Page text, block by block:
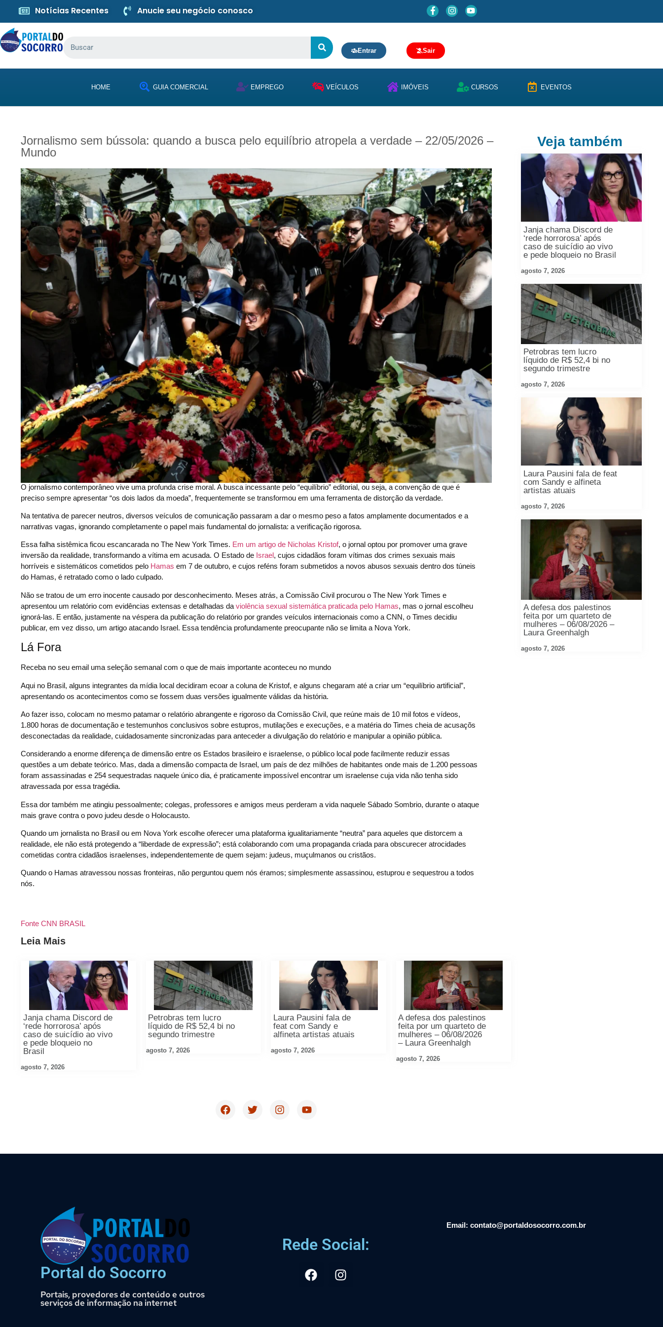
Notícias Recentes Anucie seu negócio conosco
Entrar Sair
HOME GUIA COMERCIAL EMPREGO VEÍCULOS IMÓVEIS CURSOS EVENTOS
Jornalismo sem bússola: quando a busca pelo equilíbrio atropela a verdade – 22/05/2026 –
Mundo
O jornalismo contemporâneo vive uma profunda crise moral. A busca incessante pelo “equilíbrio” editorial, ou seja, a convenção de que é
preciso sempre apresentar “os dois lados da moeda”, frequentemente se transformou em uma ferramenta de distorção da verdade.
Na tentativa de parecer neutros, diversos veículos de comunicação passaram a dar o mesmo peso a fatos amplamente documentados e a
narrativas vagas, ignorando completamente o papel mais fundamental do jornalista: a verificação rigorosa.
Essa falha sistêmica ficou escancarada no The New York Times. Em um artigo de Nicholas Kristof, o jornal optou por promover uma grave
inversão da realidade, transformando a vítima em acusada. O Estado de Israel, cujos cidadãos foram vítimas dos crimes sexuais mais
horríveis e sistemáticos cometidos pelo Hamas em 7 de outubro, e cujos reféns foram submetidos a novos abusos sexuais dentro dos túneis
do Hamas, é retratado como o lado culpado.
Não se tratou de um erro inocente causado por desconhecimento. Meses atrás, a Comissão Civil procurou o The New York Times e
apresentou um relatório com evidências extensas e detalhadas da violência sexual sistemática praticada pelo Hamas, mas o jornal escolheu
ignorá-las. E então, justamente na véspera da publicação do relatório por grandes veículos internacionais como a CNN, o Times decidiu
publicar, em vez disso, um artigo atacando Israel. Essa tendência profundamente preocupante não se limita a Nova York.
Lá Fora
Receba no seu email uma seleção semanal com o que de mais importante aconteceu no mundo
Aqui no Brasil, alguns integrantes da mídia local decidiram ecoar a coluna de Kristof, e alguns chegaram até a criar um “equilíbrio artificial”,
apresentando os acontecimentos como se fossem duas versões igualmente válidas da história.
Ao fazer isso, colocam no mesmo patamar o relatório abrangente e rigoroso da Comissão Civil, que reúne mais de 10 mil fotos e vídeos,
1.800 horas de documentação e testemunhos conclusivos sobre estupros, mutilações e execuções, e a matéria do Times cheia de acusaçõs
desconectadas da realidade, cuidadosamente sincronizadas para anteceder a divulgação do relatório e manipular a opinião pública.
Considerando a enorme diferença de dimensão entre os Estados brasileiro e israelense, o público local pode facilmente reduzir essas
questões a um debate teórico. Mas, dada a dimensão compacta de Israel, um país de dez milhões de habitantes onde mais de 1.200 pessoas
foram assassinadas e 254 sequestradas naquele único dia, é praticamente impossível encontrar um israelense cuja vida não tenha sido
atravessada por essa tragédia.
Essa dor também me atingiu pessoalmente; colegas, professores e amigos meus perderam a vida naquele Sábado Sombrio, durante o ataque
mais grave contra o povo judeu desde o Holocausto.
Quando um jornalista no Brasil ou em Nova York escolhe oferecer uma plataforma igualitariamente “neutra” para aqueles que distorcem a
realidade, ele não está protegendo a “liberdade de expressão”; está colaborando com uma propaganda criada para obscurecer atrocidades
cometidas contra cidadãos israelenses, independentemente de quem sejam: judeus, muçulmanos ou cristãos.
Quando o Hamas atravessou nossas fronteiras, não perguntou quem nós éramos; simplesmente assassinou, estuprou e sequestrou a todos
nós.
Fonte CNN BRASIL
Leia Mais
Janja chama Discord de
‘rede horrorosa’ após
caso de suicídio ao vivo
e pede bloqueio no
Brasil
agosto 7, 2026
Petrobras tem lucro
líquido de R$ 52,4 bi no
segundo trimestre
agosto 7, 2026
Laura Pausini fala de
feat com Sandy e
alfineta artistas atuais
agosto 7, 2026
A defesa dos palestinos
feita por um quarteto de
mulheres – 06/08/2026
– Laura Greenhalgh
agosto 7, 2026
Veja também
Janja chama Discord de
‘rede horrorosa’ após
caso de suicídio ao vivo
e pede bloqueio no Brasil
agosto 7, 2026
Petrobras tem lucro
líquido de R$ 52,4 bi no
segundo trimestre
agosto 7, 2026
Laura Pausini fala de feat
com Sandy e alfineta
artistas atuais
agosto 7, 2026
A defesa dos palestinos
feita por um quarteto de
mulheres – 06/08/2026 –
Laura Greenhalgh
agosto 7, 2026
Portal do Socorro
Portais, provedores de conteúdo e outros
serviços de informação na internet
Rede Social:
Email: contato@portaldosocorro.com.br